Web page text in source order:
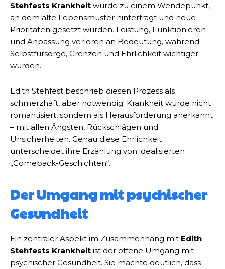
Stehfests Krankheit wurde zu einem Wendepunkt,
an dem alte Lebensmuster hinterfragt und neue
Prioritäten gesetzt wurden. Leistung, Funktionieren
und Anpassung verloren an Bedeutung, während
Selbstfürsorge, Grenzen und Ehrlichkeit wichtiger
wurden.
Edith Stehfest beschrieb diesen Prozess als
schmerzhaft, aber notwendig. Krankheit wurde nicht
romantisiert, sondern als Herausforderung anerkannt
– mit allen Ängsten, Rückschlägen und
Unsicherheiten. Genau diese Ehrlichkeit
unterscheidet ihre Erzählung von idealisierten
„Comeback-Geschichten“.
Der Umgang mit psychischer
Gesundheit
Ein zentraler Aspekt im Zusammenhang mit Edith
Stehfests Krankheit ist der offene Umgang mit
psychischer Gesundheit. Sie machte deutlich, dass